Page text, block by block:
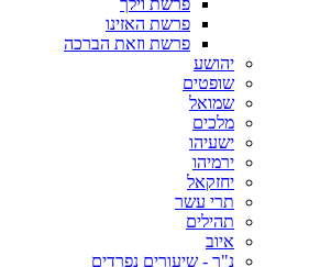
פרשת וילך
פרשת האזינו
פרשת וזאת הברכה
יהושע
שופטים
שמואל
מלכים
ישעיהו
ירמיהו
יחזקאל
תרי עשר
תהילים
איוב
נ"ך - שיעורים נפרדים